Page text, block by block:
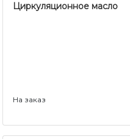
Циркуляционное масло
На заказ